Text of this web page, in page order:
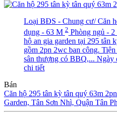
Loại BĐS - Chung cư/ Căn
dụng - 63 M 2 Phòng ngủ - 2
hộ an gia garden tại 295 tân
gồm 2pn 2wc ban công.
sân thượng có BBQ,... Ngày
chi tiết
Bán
Căn hộ 295 tân kỳ tân quý 63m
Garden, Tân Sơn Nhì, Quận Tân